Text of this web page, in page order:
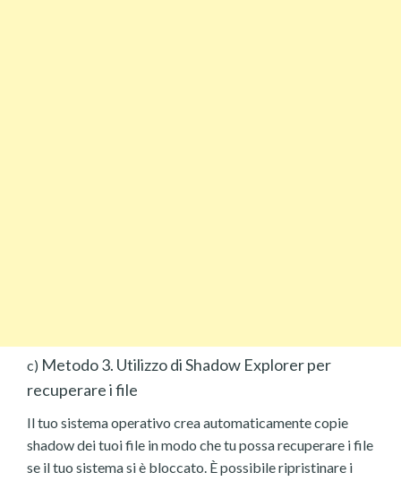
c) Metodo 3. Utilizzo di Shadow Explorer per
recuperare i file
Il tuo sistema operativo crea automaticamente copie
shadow dei tuoi file in modo che tu possa recuperare i file
se il tuo sistema si è bloccato. È possibile ripristinare i